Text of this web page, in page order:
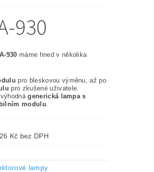
930
930 máme hned v několika
pro bleskovou výměnu, až po
pro zkušené uživatele.
výhodnágenerická lampa s
modulu.
od 726 Kč bez DPH
lampy